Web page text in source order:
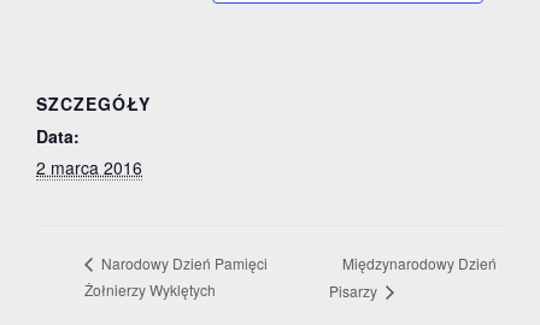
SZCZEGÓŁY
Data:
2 marca 2016
Narodowy Dzień Pamięci
Żołnierzy Wyklętych
Międzynarodowy Dzień
Pisarzy